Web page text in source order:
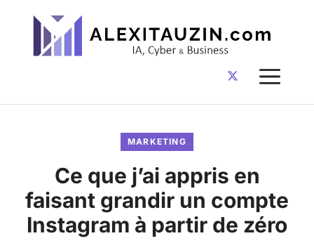
contenu
MARKETING
Ce que j’ai appris en
faisant grandir un compte
Instagram à partir de zéro